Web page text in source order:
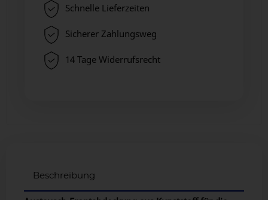
Schnelle Lieferzeiten
Sicherer Zahlungsweg
14 Tage Widerrufsrecht
Beschreibung